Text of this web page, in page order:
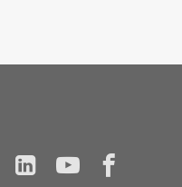
TiktokLinkedInYouTube